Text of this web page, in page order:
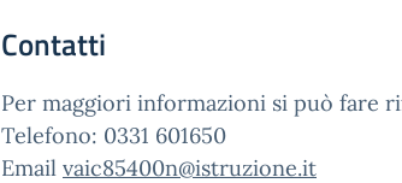
Contatti
Per maggiori informazioni si può fare
Telefono: 0331 601650
Email vaic85400n@istruzione.it